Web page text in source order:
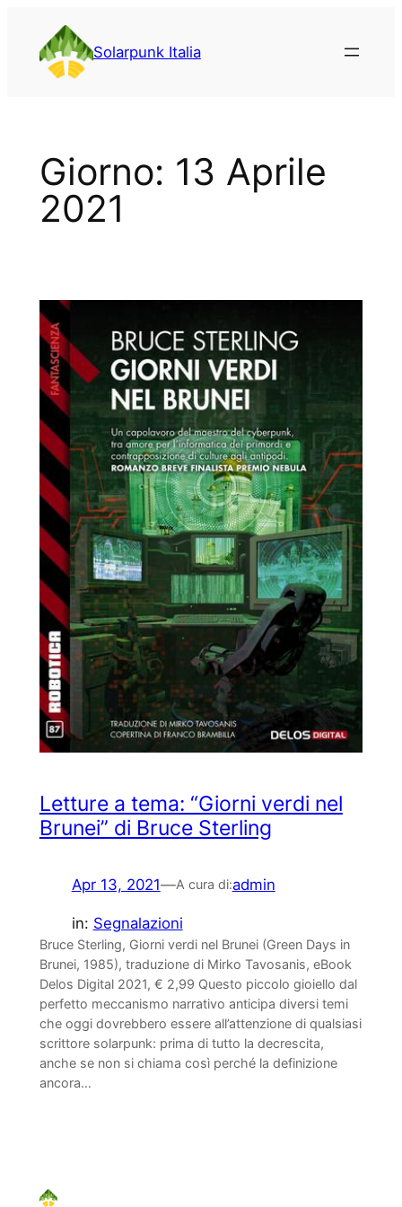
contenuto
Solarpunk Italia
Giorno: 13 Aprile
2021
Letture a tema: “Giorni verdi nel
Brunei” di Bruce Sterling
Apr 13, 2021—A cura di:admin
in: Segnalazioni
Bruce Sterling, Giorni verdi nel Brunei (Green Days in
Brunei, 1985), traduzione di Mirko Tavosanis, eBook
Delos Digital 2021, € 2,99 Questo piccolo gioiello dal
perfetto meccanismo narrativo anticipa diversi temi
che oggi dovrebbero essere all’attenzione di qualsiasi
scrittore solarpunk: prima di tutto la decrescita,
anche se non si chiama così perché la definizione
ancora…